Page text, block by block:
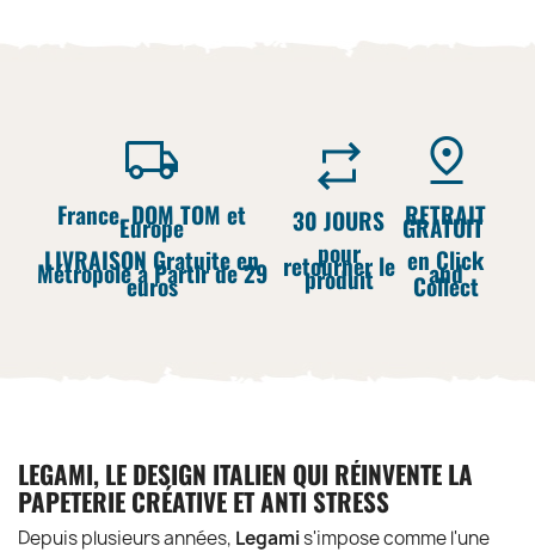
France, DOM TOM et
Europe
LIVRAISON Gratuite en
Métropole à Partir de 29
euros
30 JOURS
pour
retourner le
produit
RETRAIT
GRATUIT
en Click
and
Collect
LEGAMI, LE DESIGN ITALIEN QUI RÉINVENTE LA
PAPETERIE CRÉATIVE ET ANTI STRESS
Depuis plusieurs années, Legamis'impose comme l'une